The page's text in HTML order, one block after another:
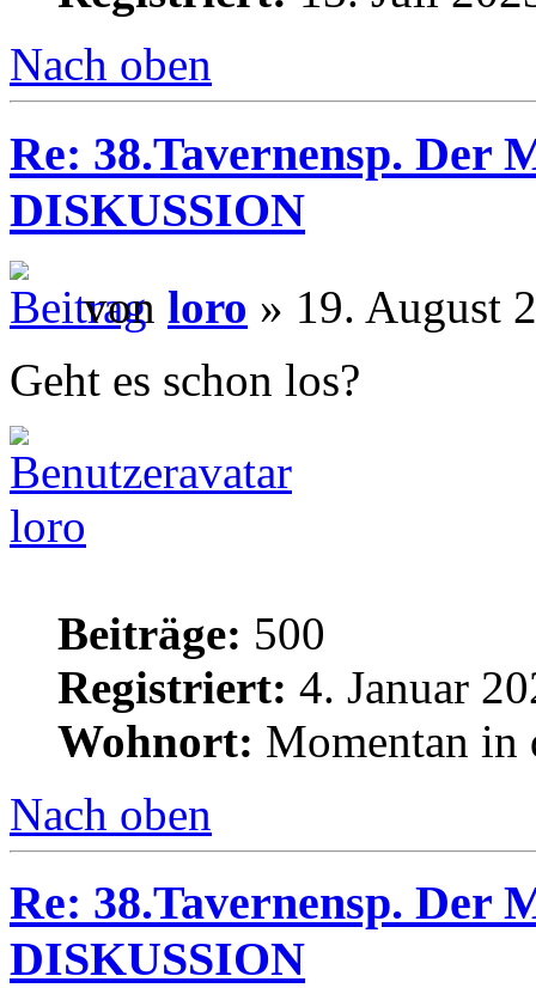
Nach oben
Re: 38.Tavernensp. Der
DISKUSSION
von loro » 19. August
Geht es schon los?
loro
Beiträge: 500
Registriert: 4. Januar
Wohnort: Momentan in
Nach oben
Re: 38.Tavernensp. Der
DISKUSSION